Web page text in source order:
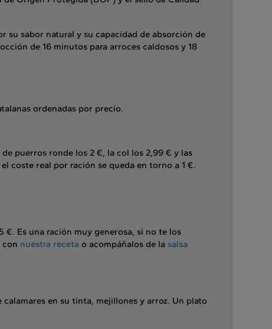
su sabor natural y su capacidad de absorción de
de 16 minutos para arroces caldosos y 18
ordenadas por precio.
puerros ronde los 2 €, la col los 2,99 € y las
coste real por ración se queda en torno a 1 €.
€. Es una ración muy generosa, si no te los
con nuestra receta o acompáñalos de la salsa
en su tinta, mejillones y arroz. Un plato